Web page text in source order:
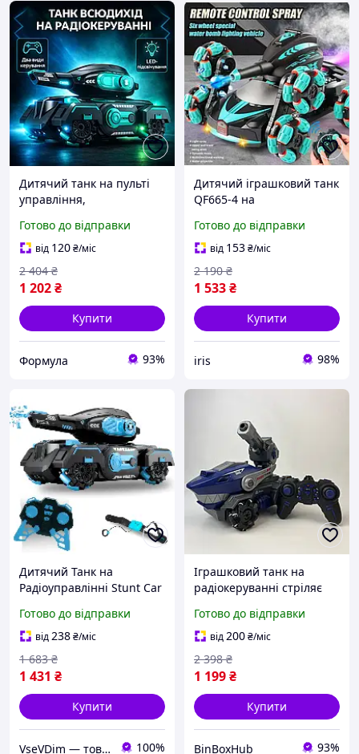
Дитячий танк на пульті
управління,
зі звуковими ефектами та
підсвічуванням,
стріляючий орбізами
Готово до відправки
від 120₴/міс
1 202₴
2 404 ₴
Купити
Формула 93%
Дитячий іграшковий танк
QF665-4 на
функцією стрільби Танк
стріляє на пульті
керування
Готово до відправки
від 153₴/міс
1 533₴
2 190 ₴
Купити
iris 98%
Дитячий Танк на
Радіоуправлінні Stunt Car
Управління Жестами та
Пультом + Світло Музика
та LED Підсвічування
Готово до відправки
від238₴/міс
1 431 ₴
1 683 ₴
Купити
VseVDim — товари, що роблять життя простішим 100%
Іграшковий танк на
радіокеруванні стріляє
дитяча машинка акула з
дистанційним
управлінням пультом та
рукою
Готово до відправки
від200₴/міс
1 199₴
2 398 ₴
Купити
BinBoxHub 93%